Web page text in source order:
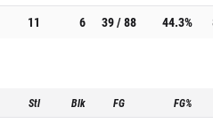
11 6 39 / 88 44.3%
Stl Blk FG FG%